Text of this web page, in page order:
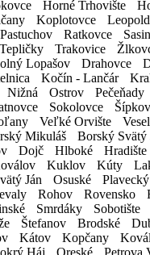
Horné Trhovište
Koplotovce
Pastuchov Ratkovce
Tepličky Trakovice
Lopašov Drahovce
Kočín - Lančár
Nižná Ostrov Pečeňady
Sokolovce
Veľké Orvište
Mikuláš
Borský Svätý
Dojč Hlboké
Hradište
Kuklov Kúty
Ján Osuské
Rohov Rovensko
Smrdáky Sobotište
Štefanov Brodské
Kátov Kopčany
Háj Oreské
Petrova
Horné Trhovište
Koplotovce
Pastuchov Ratkovce
Tepličky Trakovice
Lopašov Drahovce
Kočín - Lančár
Nižná Ostrov Pečeňady
Sokolovce
Veľké Orvište
Mikuláš
Borský Svätý
Dojč Hlboké
Hradište
Kuklov Kúty
Ján Osuské
Rohov Rovensko
Smrdáky Sobotište
Štefanov Brodské
Kátov Kopčany
Háj Oreské
Petrova